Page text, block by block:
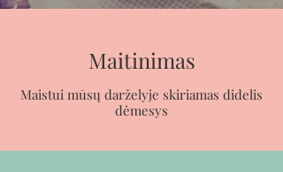
Maitinimas
Maistui mūsų darželyje skiriamas didelis
dėmesys